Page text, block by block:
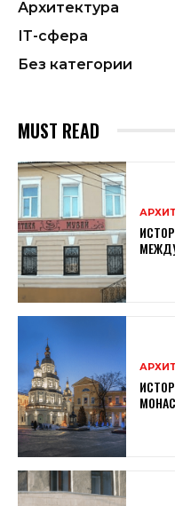
Архитектура
ІТ-сфера
Без категории
MUST READ